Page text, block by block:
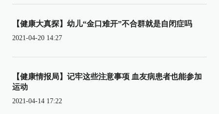
【健康大真探】幼儿“金口难开”不合群就是自闭症吗
2021-04-20 14:27
【健康情报局】记牢这些注意事项 血友病患者也能参加
运动
2021-04-14 17:22